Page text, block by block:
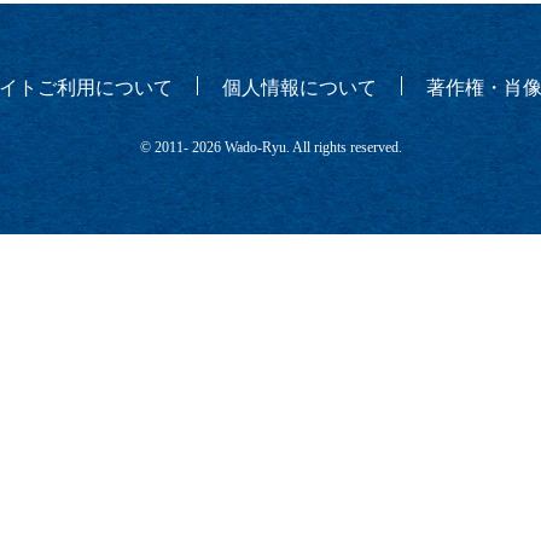
トご利用について 個人情報について 著作権・肖
© 2011- 2026 Wado-Ryu. All rights reserved.